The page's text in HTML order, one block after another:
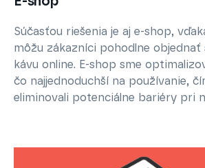
Súčasťou riešenia je aj e-shop,
môžu zákazníci pohodlne objednať
kávu online. E-shop sme
čo najjednoduchší na používanie,
eliminovali potenciálne bariéry pri